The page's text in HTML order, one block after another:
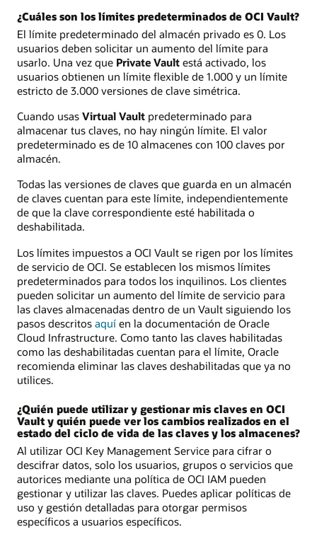
¿Cuáles son los límites predeterminados de OCI Vault?
El límite predeterminado del almacén privado es 0. Los
usuarios deben solicitar un aumento del límite para
usarlo. Una vez que Private Vault está activado, los
usuarios obtienen un límite flexible de 1.000 y un límite
estricto de 3.000 versiones de clave simétrica.
Cuando usas Virtual Vault predeterminado para
almacenar tus claves, no hay ningún límite. El valor
predeterminado es de 10 almacenes con 100 claves por
almacén.
Todas las versiones de claves que guarda en un almacén
de claves cuentan para este límite, independientemente
de que la clave correspondiente esté habilitada o
deshabilitada.
Los límites impuestos a OCI Vault se rigen por los límites
de servicio de OCI. Se establecen los mismos límites
predeterminados para todos los inquilinos. Los clientes
pueden solicitar un aumento del límite de servicio para
las claves almacenadas dentro de un Vault siguiendo los
pasos descritos aquí en la documentación de Oracle
Cloud Infrastructure. Como tanto las claves habilitadas
como las deshabilitadas cuentan para el límite, Oracle
recomienda eliminar las claves deshabilitadas que ya no
utilices.
¿Quién puede utilizar y gestionar mis claves en OCI
Vault y quién puede ver los cambios realizados en el
estado del ciclo de vida de las claves y los almacenes?
Al utilizar OCI Key Management Service para cifrar o
descifrar datos, solo los usuarios, grupos o servicios que
autorices mediante una política de OCI IAM pueden
gestionar y utilizar las claves. Puedes aplicar políticas de
uso y gestión detalladas para otorgar permisos
específicos a usuarios específicos.